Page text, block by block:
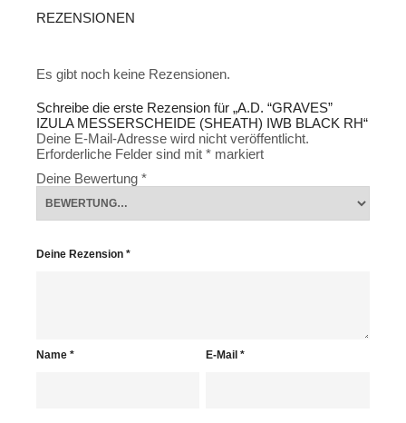
REZENSIONEN
Es gibt noch keine Rezensionen.
Schreibe die erste Rezension für „A.D. “GRAVES”
IZULA MESSERSCHEIDE (SHEATH) IWB BLACK RH“
Deine E-Mail-Adresse wird nicht veröffentlicht.
Erforderliche Felder sind mit * markiert
Deine Bewertung *
Deine Rezension *
Name * E-Mail*